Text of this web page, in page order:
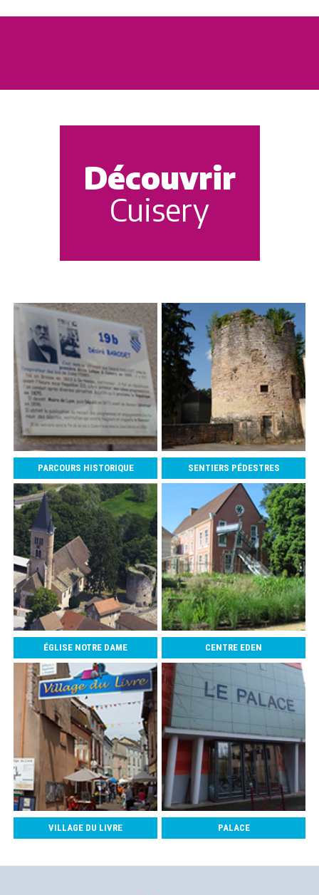
Découvrir
Cuisery
PARCOURS HISTORIQUE SENTIERS PÉDESTRES
ÉGLISE NOTRE DAME CENTRE EDEN
VILLAGE DU LIVRE PALACE